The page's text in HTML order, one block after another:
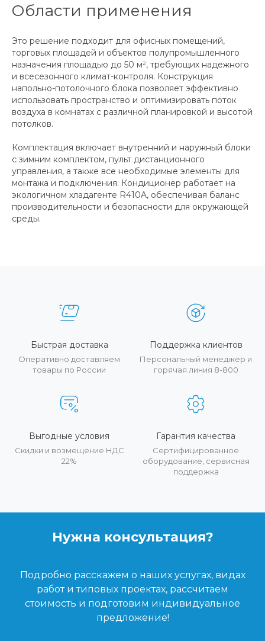
Области применения
Это решение подходит для офисных помещений,
торговых площадей и объектов полупромышленного
назначения площадью до 50 м², требующих надежного
и всесезонного климат-контроля. Конструкция
напольно-потолочного блока позволяет эффективно
использовать пространство и оптимизировать поток
воздуха в комнатах с различной планировкой и высотой
потолков.
Комплектация включает внутренний и наружный блоки
с зимним комплектом, пульт дистанционного
управления, а также все необходимые элементы для
монтажа и подключения. Кондиционер работает на
экологичном хладагенте R410A, обеспечивая баланс
производительности и безопасности для окружающей
среды.
Быстрая доставка
Оперативно доставляем
товары по России
Поддержка клиентов
Персональный менеджер и
горячая линия 8-800
Выгодные условия
Скидки и возмещение НДС
22%
Гарантия качества
Сертифицированное
оборудование, сервисная
поддержка
Нужна консультация?
Подробно расскажем о наших услугах, видах
работ и типовых проектах, рассчитаем
стоимость и подготовим индивидуальное
предложение!